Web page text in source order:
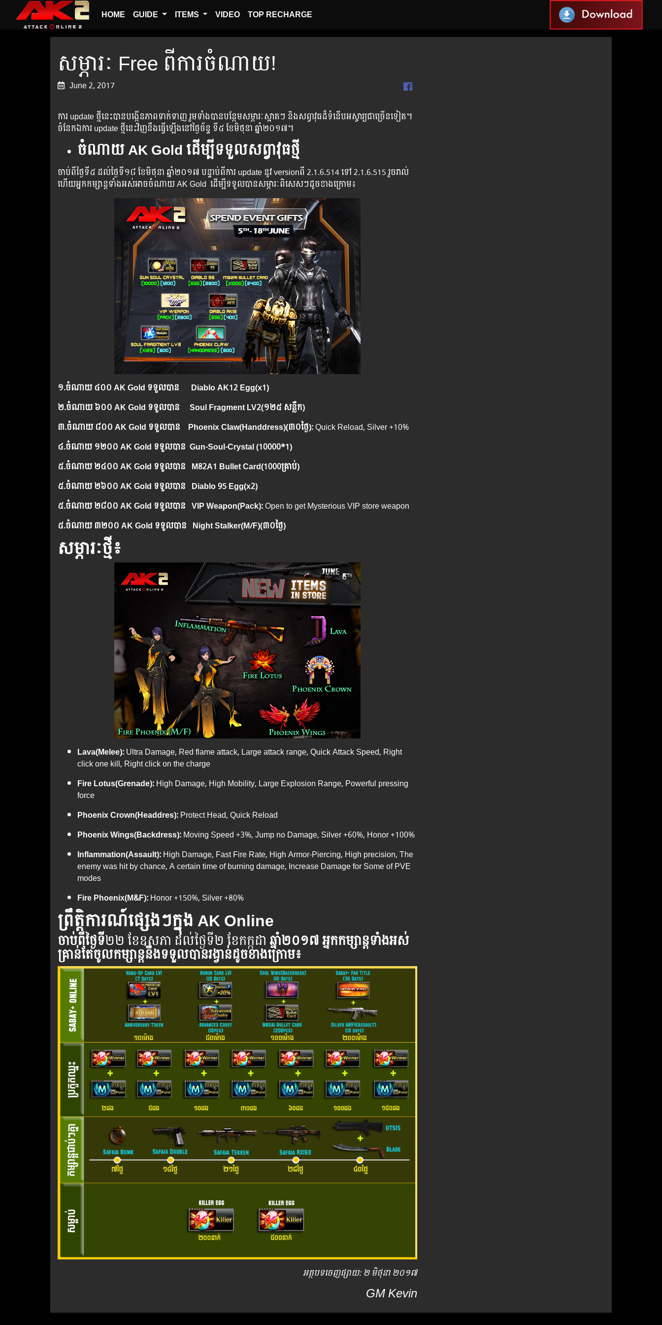
HOME GUIDE ITEMS VIDEO TOP RECHARGE
សម្ភារៈ Free ពីការចំណាយ!
June 2, 2017
ការ ​​update​ ​​​​​​ថ្មី​​​​​​នេះ​​​​​​បាន​​​​​​​បង្កើន​​​​​​​​ភាព​​​​​​​​​​ទាក់​​​​​​ទាញ​​​​​​​​​​ ​​រួម​​​ទាំង​​​​​​បាន​​​​​​​បន្ថែម​​​​សម្ភារៈ​​​​ស្អាត​​​ៗ​ ​​និង​​​​​សព្វាវុធ​​​​ដ៏​​​​ទំនើប​​​​​​​អស្ចារ្យ​​​​​ជា​​​​​​ច្រើន​​​​​ទៀត​​​។
ចំនែក​​​ឯ​​​ការ​ update​ ​​ថ្មី​​នេះ​​​​វិញ​​​​នឹង​​​​ធ្វើ​​​​ឡើង​​​នៅ​​ថ្ងៃ​​ច័ន្ទ ​​ទី៥ ខែមិថុនា ឆ្នាំ២០១៧​។
ចំណាយAK Gold ដើម្បីទទួលសព្វាវុធថ្មី
ចាប់​ពី​ថ្ងៃ​ទី​​៥ ដល់​​​ថ្ងៃទី​​១៨​ ខែមិថុនា ​ឆ្នាំ​២០១៧ បន្ទាប់​​ពី​​ការ ​update ​នូវ ​versionពី 2.1.6.514 ទៅ​ 2.1.6.515 រួច​​រាល់​​
ហើយ​​អ្នក​​កម្សាន្ដ​​ទាំង​​អស់​​អាច​​ចំណាយ​ AK Gold ​​ ​ដើម្បី​​ទទួល​​បាន​​​​សម្ភារៈ​ពិសេស​ៗ​ដូច​ខាង​ក្រោម៖
១.​ចំណាយ៤០០ AK Gold ទទួលបាន Diablo AK12 Egg(x1)
២.​ចំណាយ៦០០ AK Gold ទទួលបាន Soul Fragment LV2(១២៥ សន្លឹក)
៣.​ចំណាយ៨០០ AK Gold ទទួលបាន Phoenix Claw(Handdress)(៣០ថ្ងៃ):Quick Reload, Silver +10%
៤.​ចំណាយ១២០០ AK Gold ទទួលបាន Gun-Soul-Crystal (10000*1)
៥.ចំណាយ​២៤០០ AK Gold ទទួលបាន M82A1 Bullet Card(1000គ្រាប់)
៥.ចំណាយ​២៦០០ AK Gold ទទួលបាន Diablo 95 Egg(x2)
៥.ចំណាយ​២៨០០ AK Gold ទទួលបាន VIP Weapon(Pack):Open to get Mysterious VIP store weapon
៥.ចំណាយ​៣២០០ AK Gold ទទួលបាន Night Stalker(M/F)(៣០ថ្ងៃ)
សម្ភារៈថ្មី៖
Lava(Melee):Ultra Damage, Red flame attack, Large attack range, Quick Attack Speed, Right
click one kill, Right click on the charge
Fire Lotus(Grenade):High Damage, High Mobility, Large Explosion Range, Powerful pressing
force
Phoenix Crown(Headdres):Protect Head, Quick Reload
Phoenix Wings(Backdress):Moving Speed +3%, Jump no Damage, Silver +60%, Honor +100%
Inflammation(Assault):High Damage, Fast Fire Rate, High Armor-Piercing, High precision, The
enemy was hit by chance, A certain time of burning damage, Increase Damage for Some of PVE
modes
Fire Phoenix(M&F):Honor +150%, Silver +80%
ព្រឹត្តិការណ៍ផ្សេងៗក្នុង AK Online
ចាប់ពី​ថ្ងៃ​ទី​​២២ ខែឧសភា ដល់​ថ្ងៃ​ទី២ ខែកក្កដា ឆ្នាំ​២០១៧អ្នក​កម្សាន្ដ​ទាំងអស់​
គ្រាន់​តែ​ចូល​កម្សាន្ដ​នឹង​ទទួល​បាន​រង្វាន់​ដូចខាងក្រោម​៖
អត្ថបទ​ចេញ​ផ្សាយ​: ២ មិថុនា ២០១៧
GM Kevin